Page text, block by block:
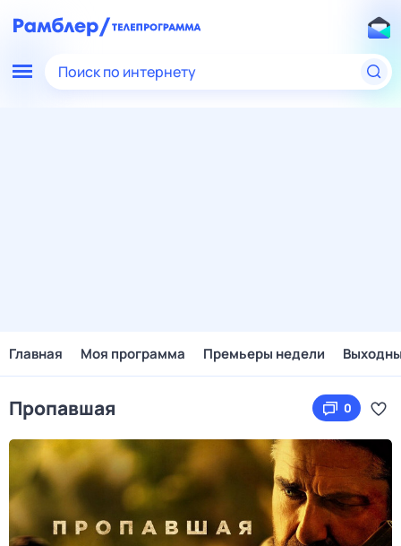
Поиск по интернету
Главная Моя программа Премьеры недели
Пропавшая 0